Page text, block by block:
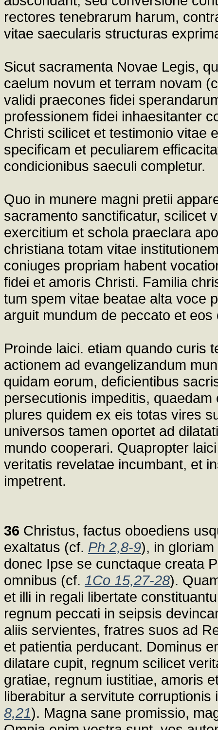
rectores tenebrarum harum,
vitae saecularis structuras
Sicut sacramenta Novae Legis,
caelum novum et terram novam
validi praecones fidei
professionem fidei inhaesitanter
Christi scilicet et testimonio vitae
specificam et peculiarem
condicionibus saeculi completur.
Quo in munere magni pretii
sacramento sanctificatur, scilicet
exercitium et schola praeclara
christiana totam vitae
coniuges propriam habent
fidei et amoris Christi. Familia
tum spem vitae beatae alta voce
arguit mundum de peccato et
Proinde laici. etiam quando curis
actionem ad evangelizandum
quidam eorum, deficientibus
persecutionis impeditis,
plures quidem ex eis totas vires
universos tamen oportet ad
mundo cooperari. Quapropter
veritatis revelatae incumbant, et
impetrent.
36 Christus, factus oboediens
exaltatus (cf. Ph 2,8-9), in
donec Ipse se cunctaque creata
omnibus (cf. 1Co 15,27-28).
et illi in regali libertate
regnum peccati in seipsis
aliis servientes, fratres suos ad
et patientia perducant. Dominus
dilatare cupit, regnum scilicet
gratiae, regnum iustitiae, amoris
liberabitur a servitute
8,21). Magna sane promissio,